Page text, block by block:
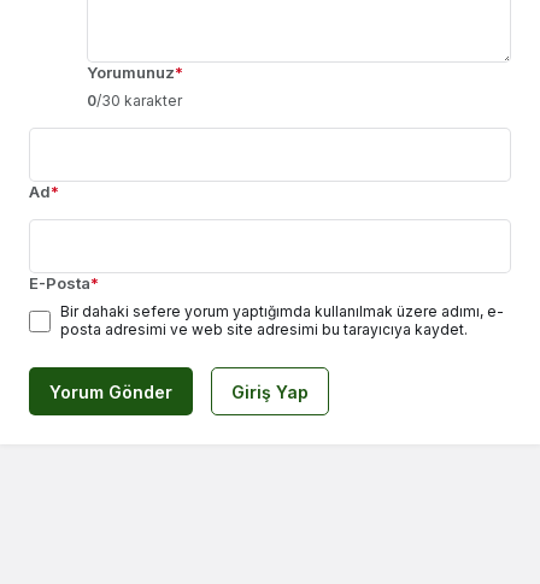
Yorumunuz*
0/30 karakter
Ad*
E-Posta*
Bir dahaki sefere yorum yaptığımda kullanılmak üzere adımı, e-
posta adresimi ve web site adresimi bu tarayıcıya kaydet.
Yorum Gönder Giriş Yap